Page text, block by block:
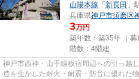
山陽本線 「 新長田 」
兵庫県神戸市須磨区
3万円
築年数：築35年 ｜募
階数：4階建
神戸市西神・山手線板宿周辺への引っ越
造を生かした耐火・耐震・防音に優れた